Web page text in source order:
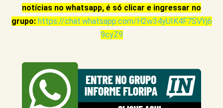
notícias no whatsapp, é só clicar e ingressar no
grupo: https://chat.whatsapp.com/H2w34yUIK4F7SVYj6
9cyZ9